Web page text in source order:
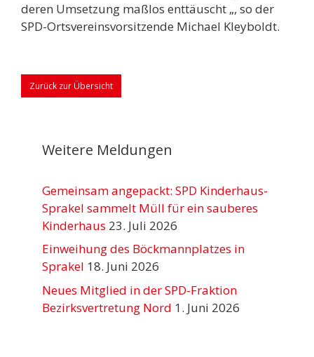
deren Umsetzung maßlos enttäuscht „, so der
SPD-Ortsvereinsvorsitzende Michael Kleyboldt.
Zurück zur Übersicht
Weitere Meldungen
Gemeinsam angepackt: SPD Kinderhaus-
Sprakel sammelt Müll für ein sauberes
Kinderhaus 23. Juli 2026
Einweihung des Böckmannplatzes in
Sprakel 18. Juni 2026
Neues Mitglied in der SPD-Fraktion
Bezirksvertretung Nord 1. Juni 2026